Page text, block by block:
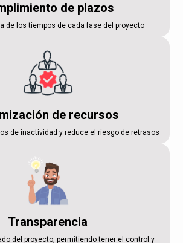
de plazos
de los tiempos de cada fase del proyecto
de recursos
de inactividad y reduce el riesgo de retrasos
Transparencia
del proyecto, permitiendo tener el control y